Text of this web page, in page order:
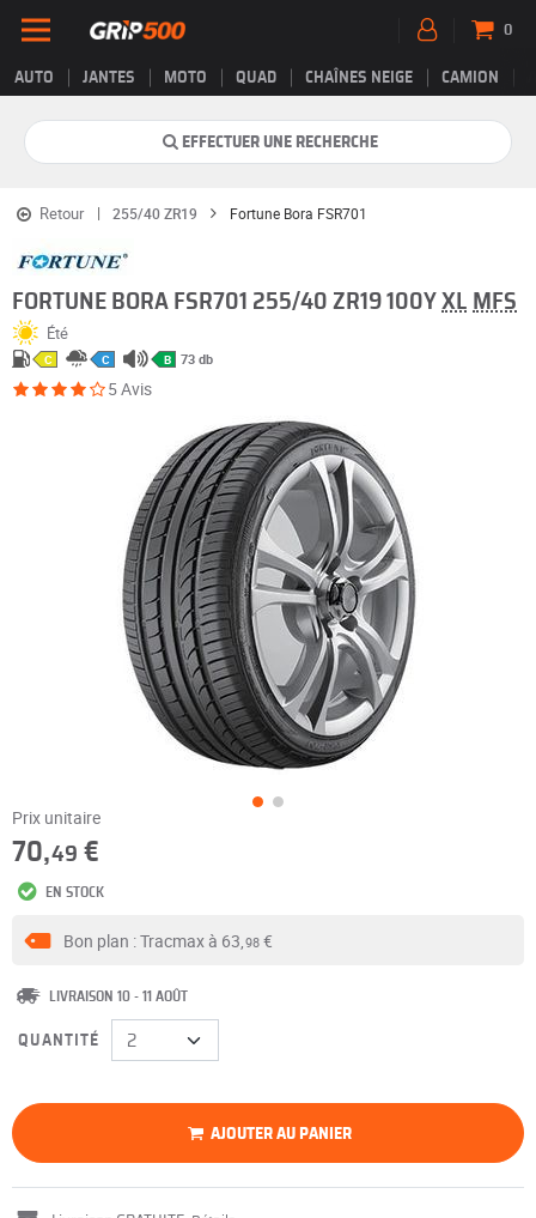
AUTO JANTES MOTO QUAD CHAÎNES NEIGE CAMION
0
EFFECTUER UNE RECHERCHE
Retour 255/40 ZR19 Fortune Bora FSR701
FORTUNE BORA FSR701 255/40 ZR19 100Y XL MFS
Été
C C B 73 db
5 Avis
Prix unitaire
70,49 €
EN STOCK
Bon plan : Tracmax à 63,98€
LIVRAISON 10 - 11 AOÛT
QUANTITÉ
AJOUTER AU PANIER